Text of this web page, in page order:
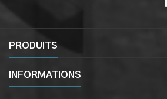
PRODUITS
INFORMATIONS